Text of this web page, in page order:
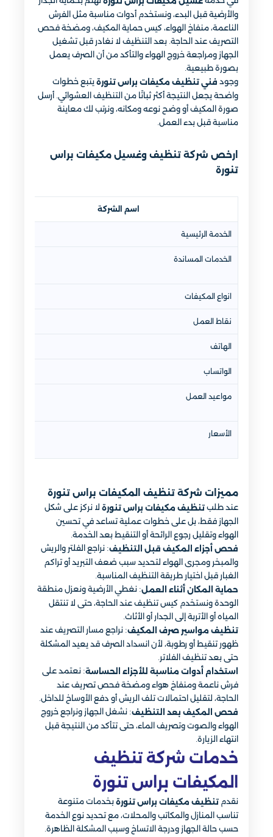
والأرضية قبل البدء، ونستخدم أدوات مناسبة مثل الفرش
الناعمة، منفاخ الهواء، كيس حماية المكيف، ومضخة فحص
التصريف عند الحاجة. بعد التنظيف لا نغادر قبل تشغيل
الجهاز ومراجعة خروج الهواء والتأكد من أن الصرف يعمل
بصورة طبيعية.
وجود فني تنظيف مكيفات براس تنورة يتبع خطوات
واضحة يجعل النتيجة أكثر ثباتًا من التنظيف العشوائي. أرسل
صورة المكيف أو وضح نوعه ومكانه، ونرتب لك معاينة
مناسبة قبل بدء العمل.
ارخص شركة تنظيف وغسيل مكيفات براس
تنورة
اسم الشركة
الخدمة الرئيسية
الخدمات المساندة
انواع المكيفات
نقاط العمل
الهاتف
الواتساب
مواعيد العمل
الأسعار
مميزات شركة تنظيف المكيفات براس تنورة
عند طلب تنظيف مكيفات براس تنورة لا نركز على شكل
الجهاز فقط، بل على خطوات عملية تساعد في تحسين
الهواء وتقليل رجوع الرائحة أو التنقيط بعد الخدمة.
فحص أجزاء المكيف قبل التنظيف: نراجع الفلتر والريش
والمبخر ومجرى الهواء لتحديد سبب ضعف التبريد أو تراكم
الغبار قبل اختيار طريقة التنظيف المناسبة.
حماية المكان أثناء العمل: نغطي الأرضية ونعزل منطقة
الوحدة ونستخدم كيس تنظيف عند الحاجة، حتى لا تنتقل
المياه أو الأتربة إلى الجدار أو الأثاث.
تنظيف مواسير صرف المكيف: نراجع مسار التصريف عند
ظهور تنقيط أو رطوبة، لأن انسداد الصرف قد يعيد المشكلة
حتى بعد تنظيف الفلاتر.
استخدام أدوات مناسبة للأجزاء الحساسة: نعتمد على
فرش ناعمة ومنفاخ هواء ومضخة فحص تصريف عند
الحاجة، لتقليل احتمالات تلف الريش أو دفع الأوساخ للداخل.
فحص المكيف بعد التنظيف: نشغل الجهاز ونراجع خروج
الهواء والصوت وتصريف الماء، حتى تتأكد من النتيجة قبل
انتهاء الزيارة.
خدمات شركة تنظيف
المكيفات براس تنورة
نقدم تنظيف مكيفات براس تنورة بخدمات متنوعة
تناسب المنازل والمكاتب والمحلات، مع تحديد نوع الخدمة
حسب حالة الجهاز ودرجة الاتساخ وسبب المشكلة الظاهرة.